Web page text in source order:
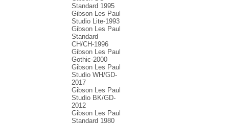
Standard 1995
Gibson Les Paul
Studio Lite-1993
Gibson Les Paul
Standard
CH/CH-1996
Gibson Les Paul
Gothic-2000
Gibson Les Paul
Studio WH/GD-
2017
Gibson Les Paul
Studio BK/GD-
2012
Gibson Les Paul
Standard 1980